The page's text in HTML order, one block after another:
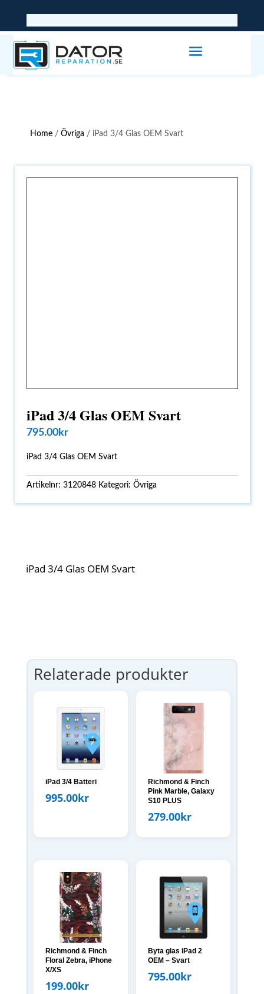
Home /Övriga / iPad 3/4 Glas OEM Svart
iPad 3/4 Glas OEM Svart
795.00kr
iPad 3/4 Glas OEM Svart
Artikelnr:3120848 Kategori:Övriga
iPad 3/4 Glas OEM Svart
Relaterade produkter
iPad 3/4 Batteri
995.00kr
Richmond & Finch
Pink Marble, Galaxy
S10 PLUS
279.00kr
Richmond & Finch
Floral Zebra, iPhone
X/XS
199.00kr
Byta glas iPad 2
OEM – Svart
795.00kr